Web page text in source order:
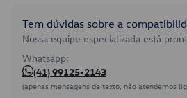
Tem dúvidas sobre a
Nossa equipe especializada está
Whatsapp:
(41) 99125-2143
(apenas mensagens de texto, não atendemos